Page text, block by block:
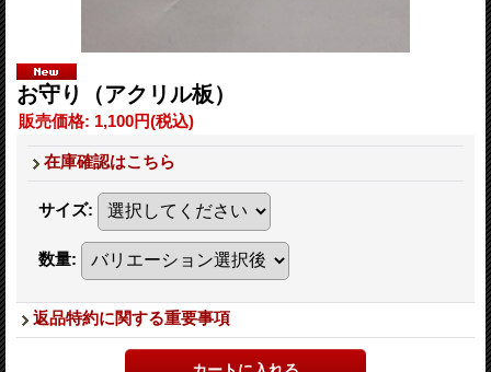
お守り（アクリル板）
販売価格: 1,100円(税込)
在庫確認はこちら
サイズ:
数量:
返品特約に関する重要事項